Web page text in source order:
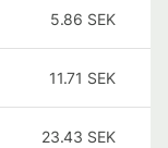
5.86 SEK
11.71 SEK
23.43 SEK